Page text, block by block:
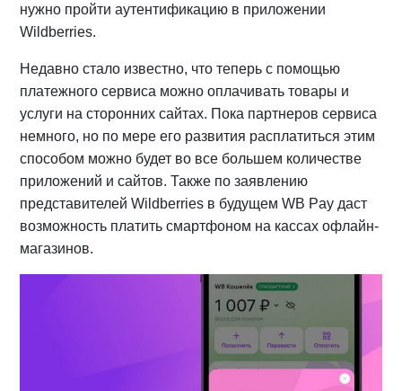
нужно пройти аутентификацию в приложении
Wildberries.
Недавно стало известно, что теперь с помощью
платежного сервиса можно оплачивать товары и
услуги на сторонних сайтах. Пока партнеров сервиса
немного, но по мере его развития расплатиться этим
способом можно будет во все большем количестве
приложений и сайтов. Также по заявлению
представителей Wildberries в будущем WB Pay даст
возможность платить смартфоном на кассах офлайн-
магазинов.